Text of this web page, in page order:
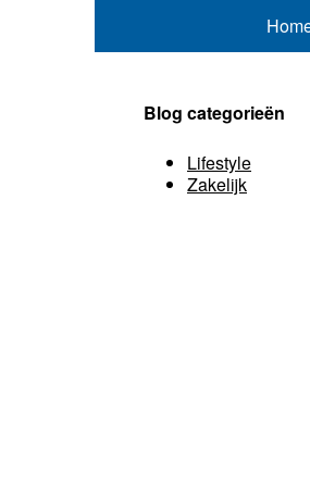
Blog categorieën
Lifestyle
Zakelijk